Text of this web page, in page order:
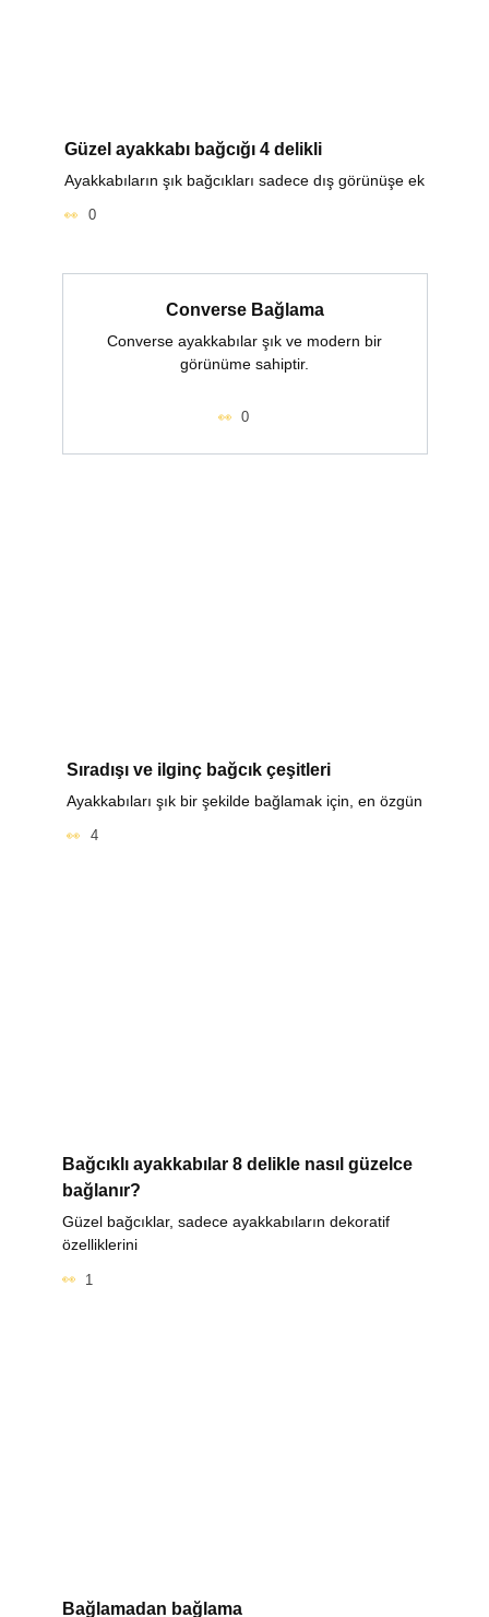
Güzel ayakkabı bağcığı 4 delikli
Ayakkabıların şık bağcıkları sadece dış görünüşe ek
0
Converse Bağlama
Converse ayakkabılar şık ve modern bir
görünüme sahiptir.
0
Sıradışı ve ilginç bağcık çeşitleri
Ayakkabıları şık bir şekilde bağlamak için, en özgün
4
Bağcıklı ayakkabılar 8 delikle nasıl güzelce
bağlanır?
Güzel bağcıklar, sadece ayakkabıların dekoratif
özelliklerini
1
Bağlamadan bağlama